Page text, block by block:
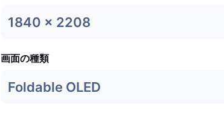
1840 x 2208
画面の種類
Foldable OLED